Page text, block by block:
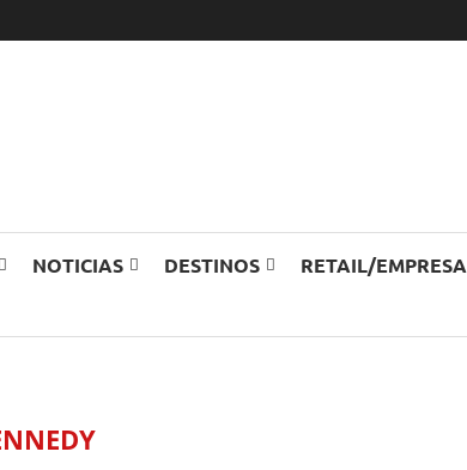
NOTICIAS DESTINOS RETAIL/EMPRESA